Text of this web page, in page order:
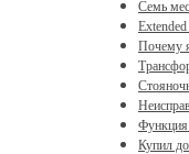
Семь
Почему
Функция
Купил